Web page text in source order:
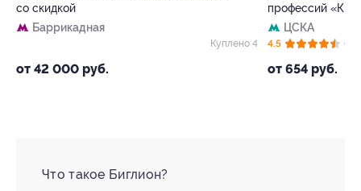
скидкой
Баррикадная
42 000 руб.
Куплено 4
профессий
ЦСКА
от 654 руб.
4.5 (62)
Что такое Биглион?